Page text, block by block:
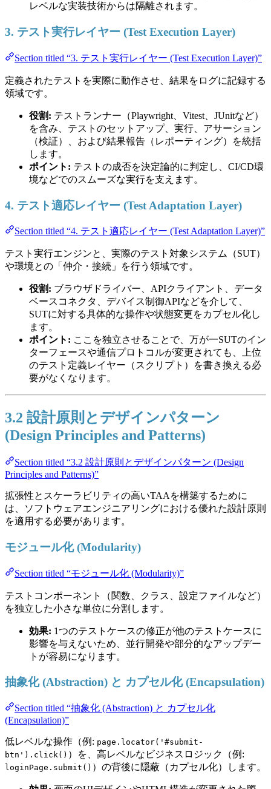
レベルな実装技術からは隔離されます。
3. テスト実行レイヤー (Test Execution Layer)
Section titled “3. テスト実行レイヤー (Test Execution Layer)”
定義されたテストを実際に動作させ、結果をログに記録する
領域です。
役割: テストランナー（Playwright、Vitest、JUnitなど）
を含み、テストのセットアップ、実行、アサーション
（検証）、および結果報告（レポーティング）を統括
します。
ポイント: テストの成否を決定論的に判定し、CI/CD環
境などでのスムーズな実行を支えます。
4. テスト適応レイヤー (Test Adaptation Layer)
Section titled “4. テスト適応レイヤー (Test Adaptation Layer)”
テスト実行エンジンと、実際のテスト対象システム（SUT）
や環境との「仲介・接続」を行う領域です。
役割: ブラウザドライバー、APIクライアント、データ
ベースコネクタ、デバイス制御APIなどを介して、
SUTに対する具体的な操作や状態変更をカプセル化し
ます。
ポイント: ここを独立させることで、万が一SUTのイン
ターフェースや通信プロトコルが変更されても、上位
のテスト定義レイヤー（スクリプト）を書き換える必
要がなくなります。
3.2 設計原則とデザインパターン
(Design Principles and Patterns)
Section titled “3.2 設計原則とデザインパターン (Design
Principles and Patterns)”
拡張性とスケーラビリティの高いTAAを構築するために
は、ソフトウェアエンジニアリングにおける優れた設計原則
を適用する必要があります。
モジュール化 (Modularity)
Section titled “モジュール化 (Modularity)”
テストコンポーネント（関数、クラス、設定ファイルなど）
を独立した小さな単位に分割します。
効果: 1つのテストケースの修正が他のテストケースに
影響を与えないため、並行開発や部分的なアップデー
トが容易になります。
抽象化 (Abstraction) と カプセル化 (Encapsulation)
Section titled “抽象化 (Abstraction) と カプセル化
(Encapsulation)”
低レベルな操作（例: page.locator('#submit-
btn').click() ）を、高レベルなビジネスロジック（例:
loginPage.submit() ）の背後に隠蔽（カプセル化）します。